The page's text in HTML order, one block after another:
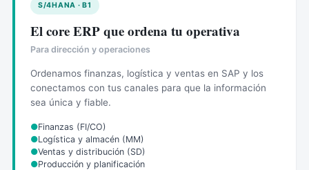
S/4HANA · B1
El core ERP que ordena tu operativa
Para dirección y operaciones
Ordenamos finanzas, logística y ventas en SAP y los
conectamos con tus canales para que la información
sea única y fiable.
●Finanzas (FI/CO)
●Logística y almacén (MM)
●Ventas y distribución (SD)
●Producción y planificación